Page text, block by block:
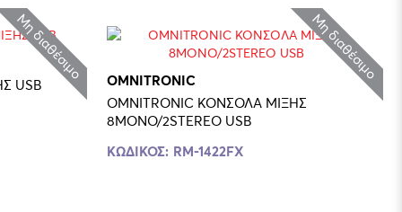
Μη διαθέσιμο
OMNITRONIC ΚΟΝΣΟΛΑ ΜΙΞΗΣ USB
Μη διαθέσιμο
OMNITRONIC
OMNITRONIC ΚΟΝΣΟΛΑ ΜΙΞΗΣ
8MONO/2STEREO USB
ΚΩΔΙΚΟΣ: RM-1422FX